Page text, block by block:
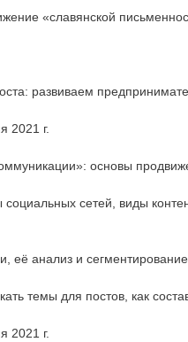
«славянской
развиваем
2021 г.
основы
сетей, виды
её анализ и
темы для постов, как
2021 г.